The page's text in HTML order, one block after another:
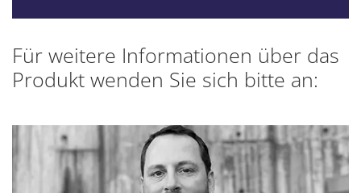
Für weitere Informationen über das
Produkt wenden Sie sich bitte an: